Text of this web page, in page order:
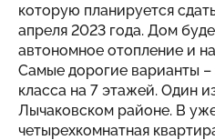
которую планируется
апреля 2023 года. Дом
автономное отопление и
Самые дорогие варианты
класса на 7 этажей. Один
Лычаковском районе. В
четырехкомнатная